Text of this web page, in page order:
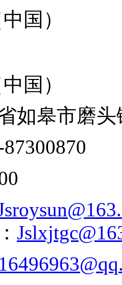
国）
国）
如皋市磨
J